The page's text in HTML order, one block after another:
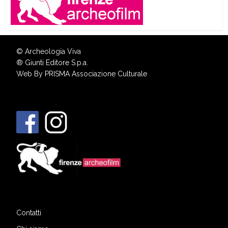
© Archeologia Viva
® Giunti Editore S.p.a.
Web By PRISMA Associazione Culturale
Contatti